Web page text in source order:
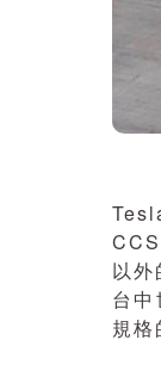
以
台
規格